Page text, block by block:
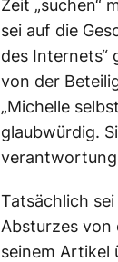
Zeit „suchen“
sei auf die
des Internets“
von der
„Michelle
glaubwürdig.
Tatsächlich
Absturzes
seinem Artikel